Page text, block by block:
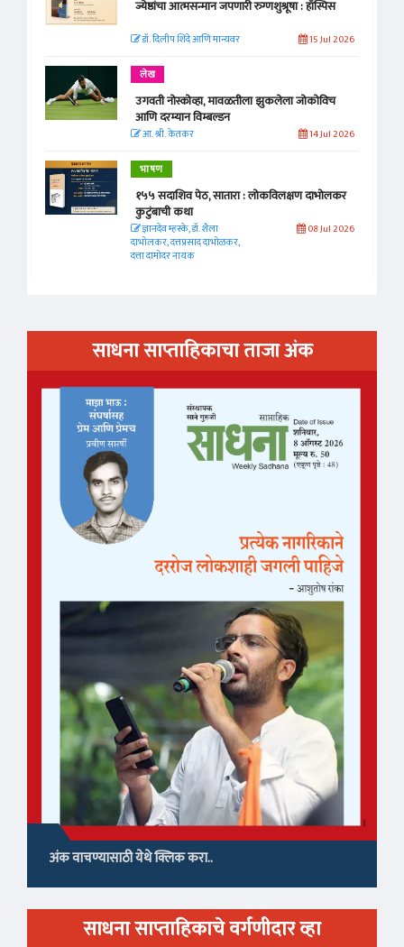
ज्येष्ठांचा आत्मसन्मान जपणारी रुग्णशुश्रूषा : हॉस्पिस
डॉ. दिलीप शिंदे आणि मान्यवर 15 Jul 2026
लेख
उगवती नोस्कोव्हा, मावळतीला झुकलेला जोकोविच
आणि दरम्यान विम्बल्डन
आ. श्री. केतकर 14 Jul 2026
भाषण
१५५ सदाशिव पेठ, सातारा : लोकविलक्षण दाभोलकर
कुटुंबाची कथा
ज्ञानदेव म्हस्के, डॉ. शैला
दाभोलकर, दत्तप्रसाद दाभोळकर,
दत्ता दामोदर नायक
08 Jul 2026
साधना साप्ताहिकाचा ताजा अंक
अंक वाचण्यासाठी येथे क्लिक करा..
साधना साप्ताहिकाचे वर्गणीदार व्हा